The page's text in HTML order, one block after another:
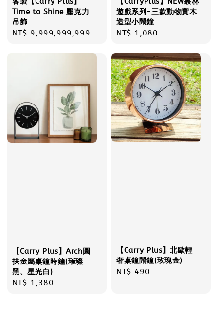
Time to Shine 壓克力
吊飾
Regular
NT$ 9,999,999,999
遊戲系列-三款動物實木
造型小鬧鐘
Regular
NT$ 1,080
【Carry Plus】Arch圓
拱金屬桌鐘時鐘(璀璨
黑、星光白)
Regular
NT$ 1,380
【Carry Plus】北歐輕
奢桌鐘鬧鐘(玫瑰金)
Regular
NT$ 490